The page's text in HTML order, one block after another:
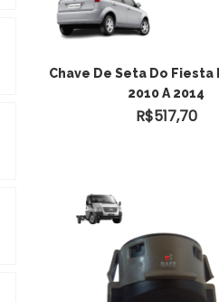
Chave De Seta Do Fiesta
2010 A 2014
R$517,70